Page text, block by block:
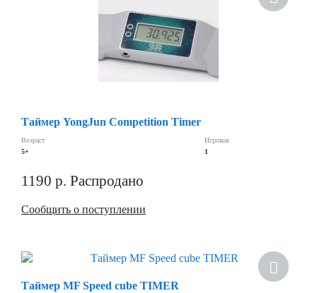
Таймер YongJun Competition Timer
Возраст
5+
Игроков
1
1190 р. Распродано
Сообщить о поступлении
Таймер MF Speed cube TIMER